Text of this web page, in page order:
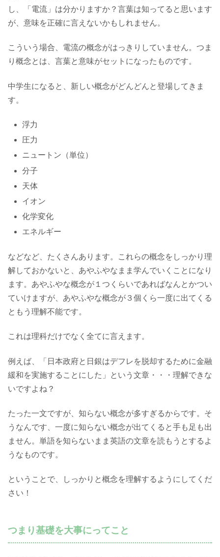
し、「電流」は分かりますか？言葉は知ってると思います
が、意味を正確に言えないかもしれません。
こういう場合、電流の概念がはっきりしていません。つま
り概念とは、言葉と意味がセットになったものです。
中学生になると、新しい概念がどんどんと登場してきま
す。
浮力
圧力
ニュートン（単位）
分子
天体
イオン
化学変化
エネルギー
などなど、たくさんあります。これらの概念をしっかり理
解しておかないと、あやふやなまま学んでいくことになり
ます。あやふやな概念が１つくらいであればなんとかつい
ていけますが、あやふやな概念が３個くら一度に出てくる
ともう理解不能です。
これは理科だけでなく全てに言えます。
例えば、「日本政府と日銀はデフレを脱却するために金融
緩和を実施することにした」という文章・・・理解できな
いですよね？
たった一文ですが、知らない概念が多すぎるからです。そ
うなんです、一度に知らない概念が出てくると手も足も出
ません。単語を知らないまま英語の文章を読もうとするよ
うなものです。
ということで、しっかりと概念を理解するようにしてくだ
さい！
つまり基礎を大事にってこと